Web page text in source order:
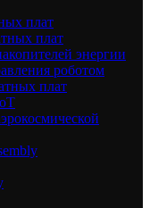
плат
плат
энергии
роботом
плат